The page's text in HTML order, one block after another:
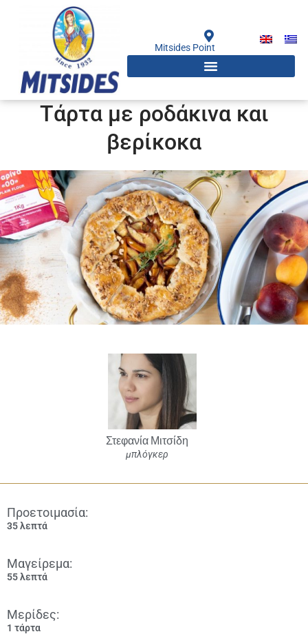
Mitsides Point
Τάρτα με ροδάκινα και
βερίκοκα
Στεφανία Μιτσίδη
μπλόγκερ
Προετοιμασία:
35 λεπτά
Μαγείρεμα:
55 λεπτά
Μερίδες:
1 τάρτα